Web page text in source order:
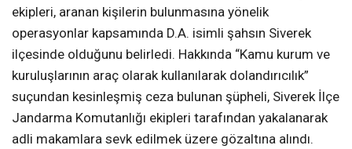
ekipleri, aranan kişilerin bulunmasına yönelik
operasyonlar kapsamında D.A. isimli şahsın Siverek
ilçesinde olduğunu belirledi. Hakkında “Kamu kurum ve
kuruluşlarının araç olarak kullanılarak dolandırıcılık”
suçundan kesinleşmiş ceza bulunan şüpheli, Siverek İlçe
Jandarma Komutanlığı ekipleri tarafından yakalanarak
adli makamlara sevk edilmek üzere gözaltına alındı.